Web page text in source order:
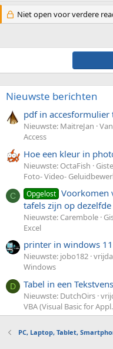
Niet open voor verdere
Nieuwste berichten
pdf in accesformulier
Nieuwste: MaitreJan
Access
Hoe een kleur in
Nieuwste: OctaFish
Foto- Video-
C Opgelost Voorkomen
tafels zijn op
Nieuwste: Carembole
Excel
printer in windows
Nieuwste: jobo182
Windows
D Tabel in een
Nieuwste: DutchOirs
VBA (Visual Basic for
PC, Laptop, Tablet,